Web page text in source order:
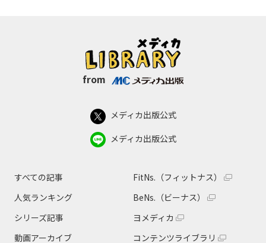
from
メディカ出版公式
メディカ出版公式
すべての記事
人気ランキング
シリーズ記事
動画アーカイブ
FitNs.（フィットナス）
BeNs.（ビーナス）
ヨメディカ
コンテンツライブラリ